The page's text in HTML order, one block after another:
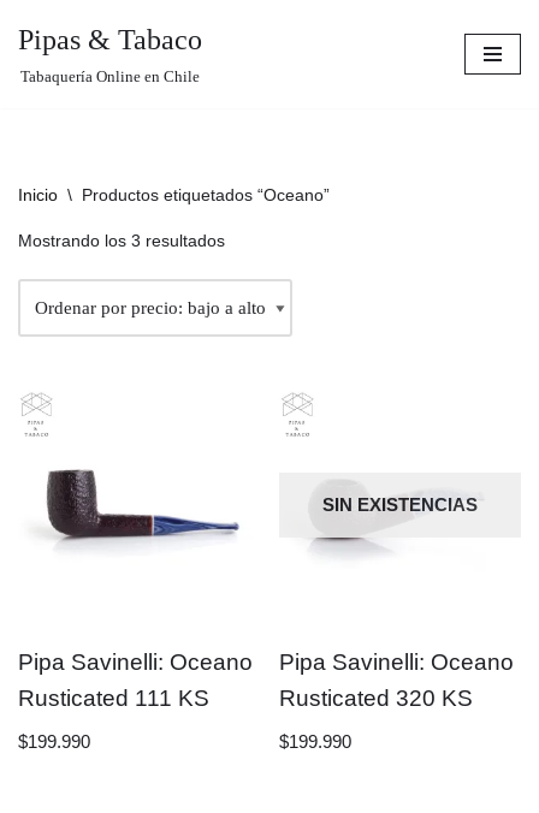
Pipas & Tabaco
Tabaquería Online en Chile
Inicio \ Productos etiquetados “Oceano”
Mostrando los 3 resultados
Pipa Savinelli: Oceano
Rusticated 111 KS
$199.990
SIN EXISTENCIAS
Pipa Savinelli: Oceano
Rusticated 320 KS
$199.990